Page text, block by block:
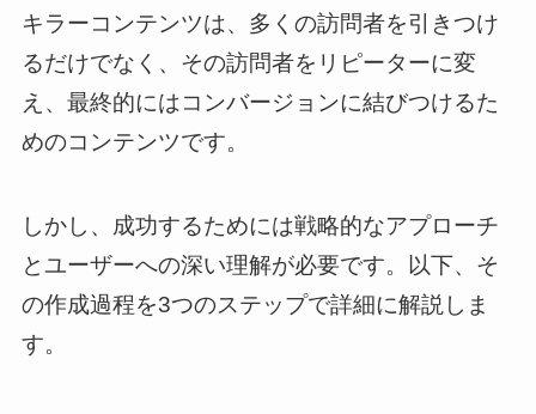
キラーコンテンツは、多くの訪問者を引きつけ
るだけでなく、その訪問者をリピーターに変
え、最終的にはコンバージョンに結びつけるた
めのコンテンツです。
しかし、成功するためには戦略的なアプローチ
とユーザーへの深い理解が必要です。以下、そ
の作成過程を3つのステップで詳細に解説しま
す。